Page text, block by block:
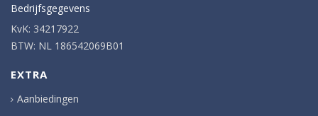
Bedrijfsgegevens
KvK: 34217922
BTW: NL 186542069B01
EXTRA
Aanbiedingen